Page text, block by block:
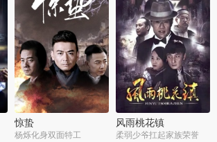
惊蛰
杨烁化身双面特工
风雨桃花镇
柔弱少爷扛起家族荣誉